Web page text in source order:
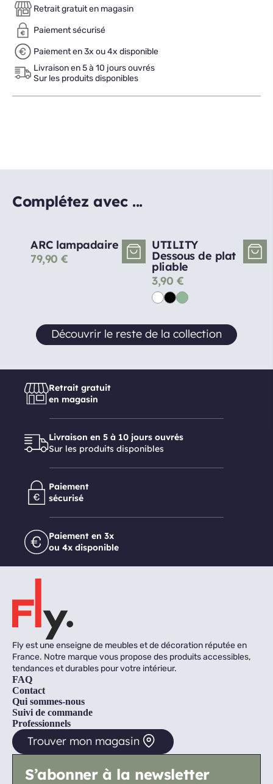
Retrait gratuit en magasin
Paiement sécurisé
Paiement en 3x ou 4x disponible
Livraison en 5 à 10 jours ouvrés
Sur les produits disponibles
Complétez avec ...
ARC lampadaire
79,90 €
UTILITY
Dessous de plat
pliable
3,90 €
Découvrir le reste de la collection
Retrait gratuit
en magasin
Livraison en 5 à 10 jours ouvrés
Sur les produits disponibles
Paiement
sécurisé
Paiement en 3x
ou 4x disponible
Fly est une enseigne de meubles et de décoration réputée en
France. Notre marque vous propose des produits accessibles,
tendances et durables pour votre intérieur.
FAQ
Contact
Qui sommes-nous
Suivi de commande
Professionnels
Trouver mon magasin
S’abonner à la newsletter